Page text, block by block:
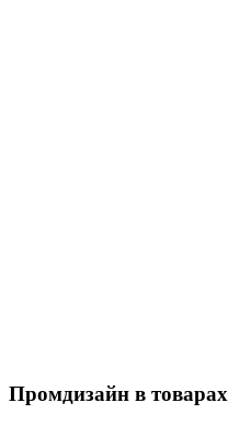
Промдизайн в товарах